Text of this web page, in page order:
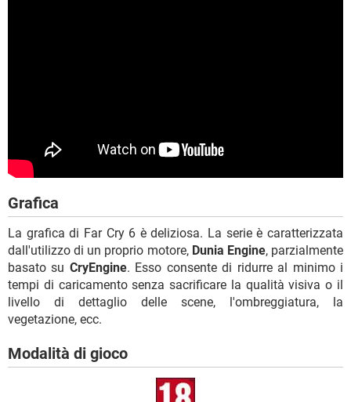
Grafica
La grafica di Far Cry 6 è deliziosa. La serie è caratterizzata
dall'utilizzo di un proprio motore, Dunia Engine, parzialmente
basato su CryEngine. Esso consente di ridurre al minimo i
tempi di caricamento senza sacrificare la qualità visiva o il
livello di dettaglio delle scene, l'ombreggiatura, la
vegetazione, ecc.
Modalità di gioco